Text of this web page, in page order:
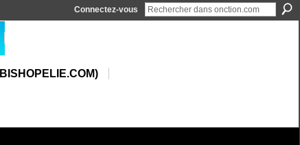
Connectez-vous